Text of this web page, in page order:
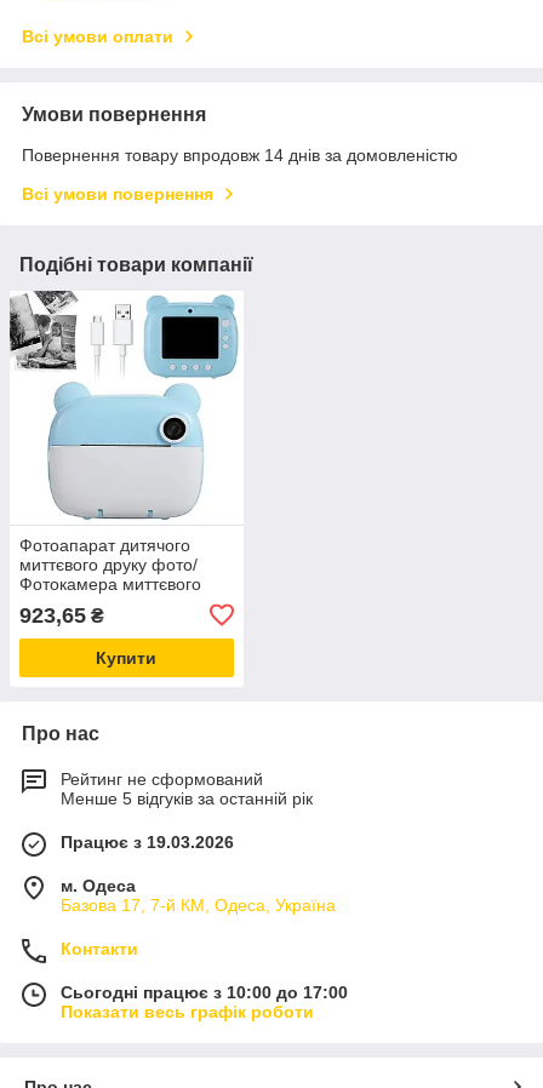
Всі умови оплати
Умови повернення
Повернення товару впродовж 14 днів за домовленістю
Всі умови повернення
Подібні товари компанії
Фотоапарат дитячого
миттєвого друку фото/
Фотокамера миттєвого
923,65 ₴
Купити
Про нас
Рейтинг не сформований
Менше 5 відгуків за останній рік
Працює з 19.03.2026
м. Одеса
Базова 17, 7-й КМ, Одеса, Україна
Контакти
Сьогодні працює з 10:00 до 17:00
Показати весь графік роботи